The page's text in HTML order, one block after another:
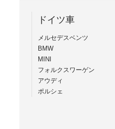
ドイツ車
メルセデスベンツ
BMW
MINI
フォルクスワーゲン
アウディ
ポルシェ